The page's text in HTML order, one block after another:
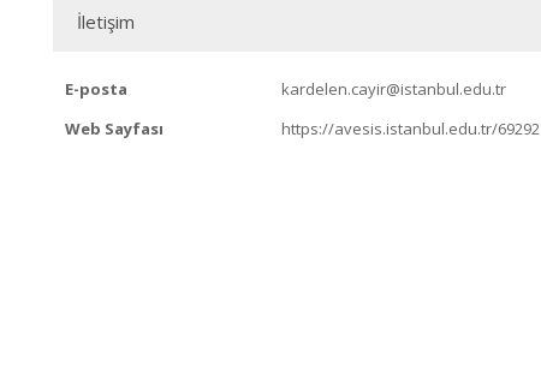
İletişim
E-posta
kardelen.cayir@istanbul.edu.tr
Web Sayfası
https://avesis.istanbul.edu.tr/69292